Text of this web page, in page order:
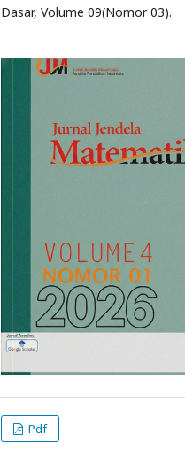
Dasar, Volume 09(Nomor 03).
Pdf